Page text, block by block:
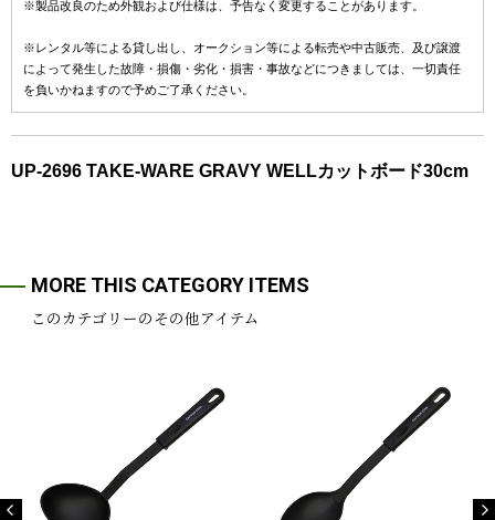
※製品改良のため外観および仕様は、予告なく変更することがあります。
※レンタル等による貸し出し、オークション等による転売や中古販売、及び譲渡
によって発生した故障・損傷・劣化・損害・事故などにつきましては、一切責任
を負いかねますので予めご了承ください。
UP-2696 TAKE-WARE GRAVY WELLカットボード30cm
MORE THIS CATEGORY ITEMS
このカテゴリーのその他アイテム